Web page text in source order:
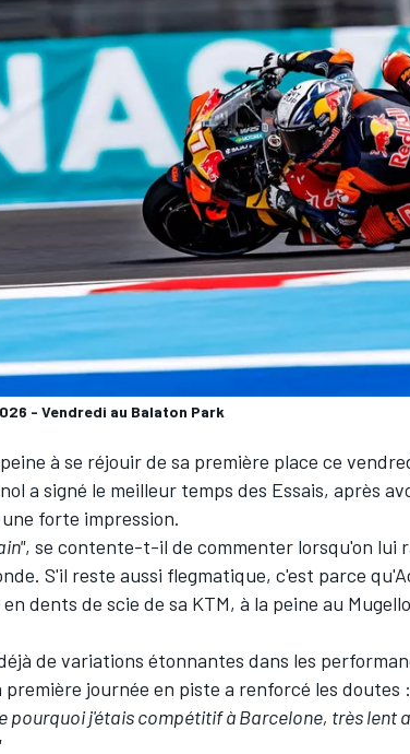
- Vendredi au Balaton Park
peine à se réjouir de sa première place ce
a signé le meilleur temps des Essais, après
forte impression.
, se contente-t-il de commenter lorsqu'on lui
S'il reste aussi flegmatique, c'est parce
dents de scie de sa KTM, à la peine au
de variations étonnantes dans les
journée en piste a renforcé les doutes :
pourquoi j'étais compétitif à Barcelone, très lent